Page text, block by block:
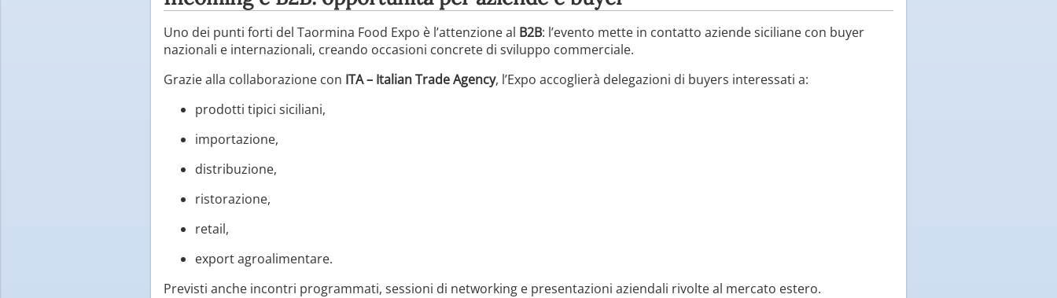
Uno dei punti forti del Taormina Food Expo è l’attenzione al B2B: l’evento mette in contatto aziende siciliane con buyer
nazionali e internazionali, creando occasioni concrete di sviluppo commerciale.
Grazie alla collaborazione con ITA – Italian Trade Agency, l’Expo accoglierà delegazioni di buyers interessati a:
prodotti tipici siciliani,
importazione,
distribuzione,
ristorazione,
retail,
export agroalimentare.
Previsti anche incontri programmati, sessioni di networking e presentazioni aziendali rivolte al mercato estero.